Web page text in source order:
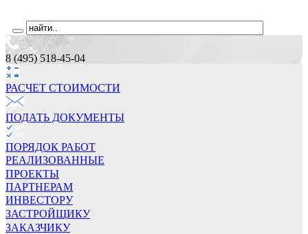
8 (495) 518-45-04
РАСЧЕТ СТОИМОCТИ
ПОДАТЬ ДОКУМЕНТЫ
ПОРЯДОК РАБОТ
РЕАЛИЗОВАННЫЕ
ПРОЕКТЫ
ПАРТНЕРАМ
ИНВЕСТОРУ
ЗАСТРОЙЩИКУ
ЗАКАЗЧИКУ